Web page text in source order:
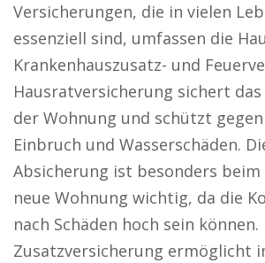
Versicherungen, die in vielen
essenziell sind, umfassen die
Krankenhauszusatz- und
Hausratversicherung sichert
der Wohnung und schützt
Einbruch und Wasserschäden.
Absicherung ist besonders beim
neue Wohnung wichtig, da die
nach Schäden hoch sein können.
Zusatzversicherung ermöglicht